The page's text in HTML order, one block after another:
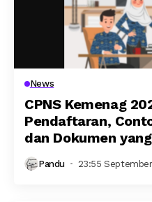
News
CPNS Kemenag
Pendaftaran,
dan Dokumen
Pandu 23:55